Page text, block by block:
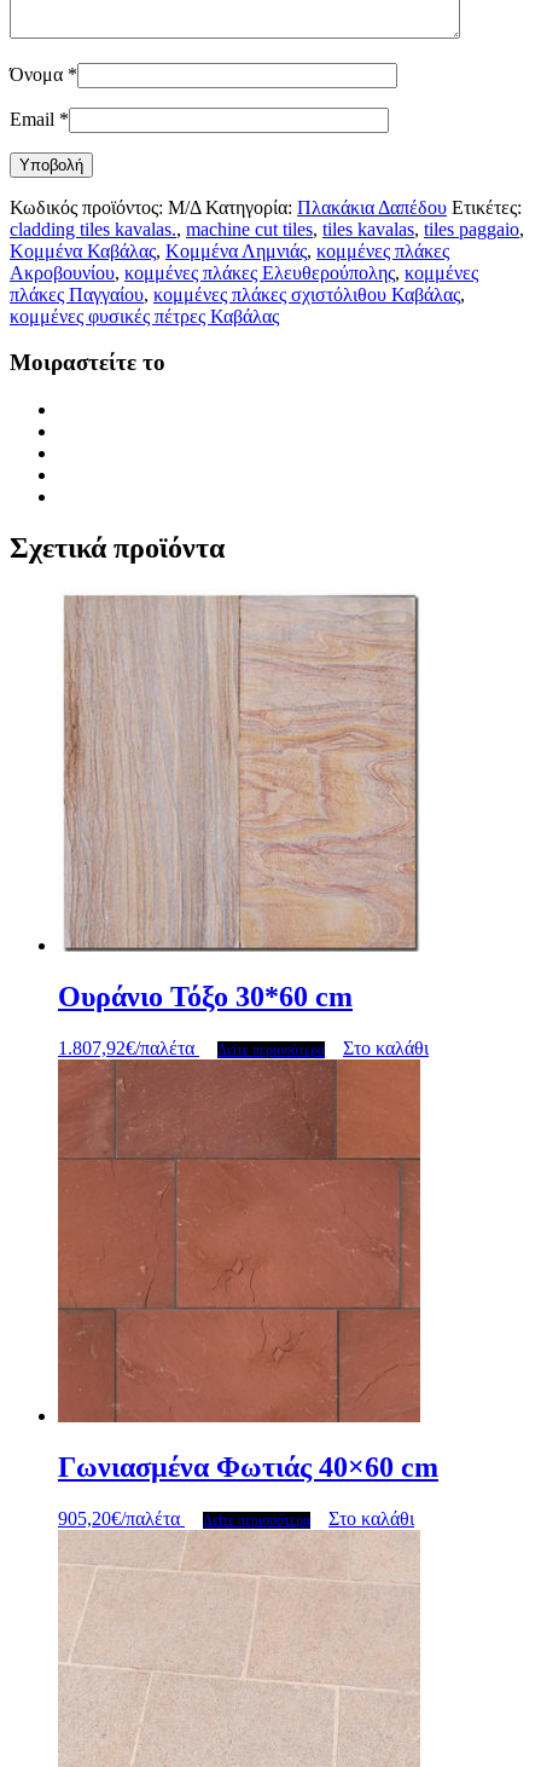
Όνομα *
Email *
Κωδικός προϊόντος: Μ/Δ Κατηγορία: Πλακάκια Δαπέδου Ετικέτες:
cladding tiles kavalas., machine cut tiles, tiles kavalas, tiles paggaio,
Κομμένα Καβάλας, Κομμένα Λημνιάς, κομμένες πλάκες
Ακροβουνίου, κομμένες πλάκες Ελευθερούπολης, κομμένες
πλάκες Παγγαίου, κομμένες πλάκες σχιστόλιθου Καβάλας,
κομμένες φυσικές πέτρες Καβάλας
Μοιραστείτε το
Σχετικά προϊόντα
Ουράνιο Τόξο 30*60 cm
1.807,92€/παλέτα Δείτε περισσότερα Στο καλάθι
Γωνιασμένα Φωτιάς 40×60 cm
905,20€/παλέτα Δείτε περισσότερα Στο καλάθι